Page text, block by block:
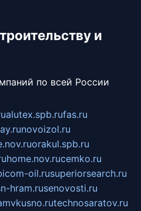
и
по всей России
alutex.spb.rufas.ru
novoizol.ru
orakul.spb.ru
home.nov.rucemko.ru
oil.rusuperiorsearch.ru
hram.rusenovosti.ru
technosaratov.ru